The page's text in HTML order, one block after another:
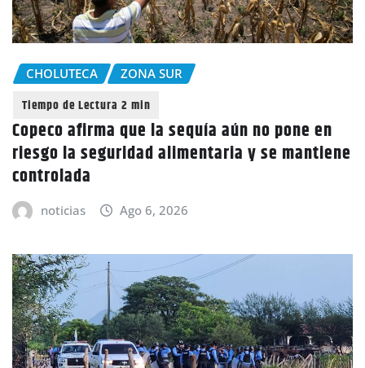
CHOLUTECA ZONA SUR
Copeco afirma que la sequía aún no pone en
riesgo la seguridad alimentaria y se mantiene
controlada
noticias Ago 6, 2026